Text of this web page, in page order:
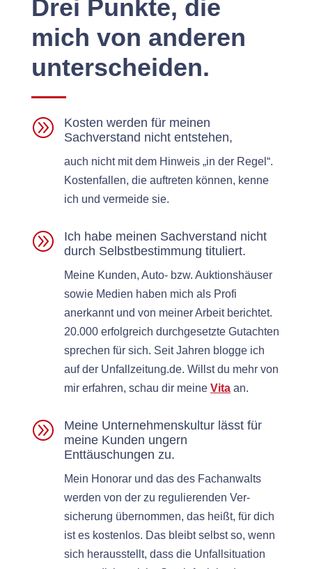
Drei Punkte, die
mich von anderen
unterscheiden.
A
Kosten werden für meinen
Sachverstand nicht entstehen,
auch nicht mit dem Hin­weis „in der Regel“.
Kosten­fall­en, die auftreten kön­nen, kenne
ich und ver­mei­de sie.
A
Ich habe meinen Sachverstand nicht
durch Selbstbestimmung tituliert.
Meine Kun­den, Auto- bzw. Auk­tion­shäuser
sowie Medi­en haben mich als Profi
anerkan­nt und von mein­er Arbeit berichtet.
20.000 erfol­gre­ich durchge­set­zte Gutacht­en
sprechen für sich. Seit Jahren blogge ich
auf der Unfallzeitung.de. Willst du mehr von
mir erfahren, schau dir meine Vitaan.
A
Meine Unternehmenskultur lässt für
meine Kunden ungern
Enttäuschungen zu.
Mein Hon­o­rar und das des Fachan­walts
wer­den von der zu reg­ulieren­den Ver­
sicherung über­nom­men, das heißt, für dich
ist es kosten­los. Das bleibt selb­st so, wenn
sich her­ausstellt, dass die Unfall­si­t­u­a­tion